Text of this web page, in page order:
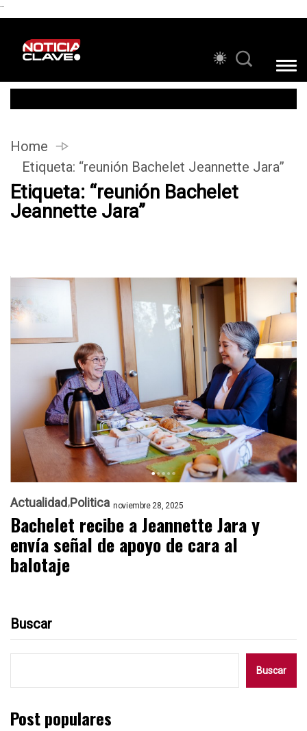
```
Home
Etiqueta: “reunión Bachelet Jeannette Jara”
Etiqueta: “reunión Bachelet
Jeannette Jara”
Actualidad Politica noviembre 28, 2025
Bachelet recibe a Jeannette Jara y
envía señal de apoyo de cara al
balotaje
Buscar
Buscar
Post populares